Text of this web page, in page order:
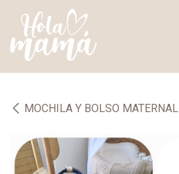
MOCHILA Y BOLSO MATERNAL